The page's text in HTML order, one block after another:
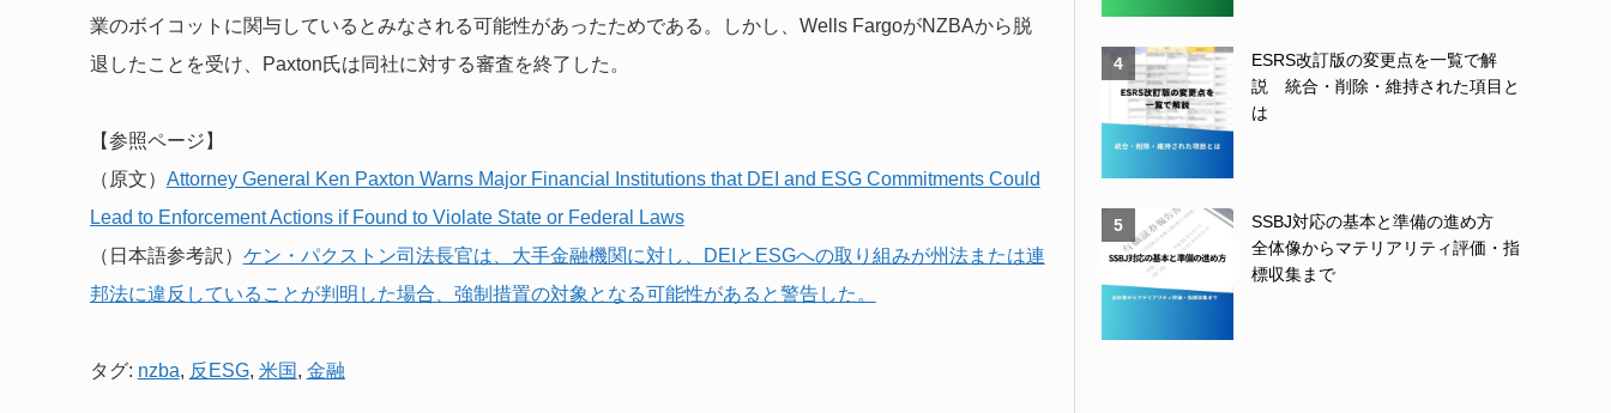
業のボイコットに関与しているとみなされる可能性があったためである。しかし、Wells FargoがNZBAから脱
退したことを受け、Paxton氏は同社に対する審査を終了した。
【参照ページ】
（原文） Attor­ney Gen­er­al Ken Pax­ton Warns Major Finan­cial Insti­tu­tions that DEI and ESG Com­mit­ments Could
Lead to Enforce­ment Actions if Found to Vio­late State or Fed­er­al Laws
（日本語参考訳） ケン・パクストン司法長官は、大手金融機関に対し、DEIとESGへの取り組みが州法または連
邦法に違反していることが判明した場合、強制措置の対象となる可能性があると警告した。
タグ: nzba, 反ESG, 米国 , 金融
4
ESRS改訂版の変更点を一覧で解
説 統合・削除・維持された項目と
は
5
SSBJ対応の基本と準備の進め方
全体像からマテリアリティ評価・指
標収集まで